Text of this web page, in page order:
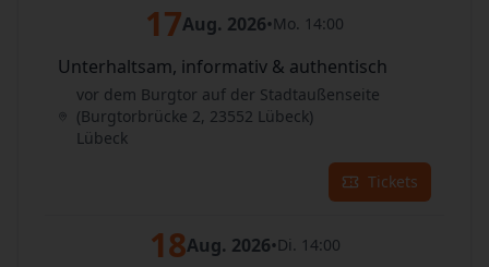
17Aug. 2026•Mo. 14:00
Unterhaltsam, informativ & authentisch
vor dem Burgtor auf der Stadtaußenseite
(Burgtorbrücke 2, 23552 Lübeck)
Lübeck
Tickets
18Aug. 2026•Di. 14:00